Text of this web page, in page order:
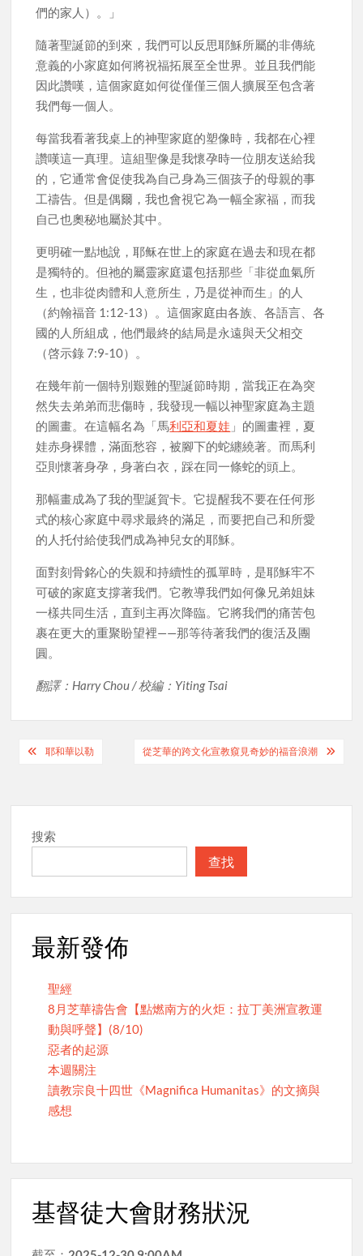
們的家人）。」
隨著聖誕節的到來，我們可以反思耶穌所屬的非傳統
意義的小家庭如何將祝福拓展至全世界。並且我們能
因此讚嘆，這個家庭如何從僅僅三個人擴展至包含著
我們每一個人。
每當我看著我桌上的神聖家庭的塑像時，我都在心裡
讚嘆這一真理。這組聖像是我懷孕時一位朋友送給我
的，它通常會促使我為自己身為三個孩子的母親的事
工禱告。但是偶爾，我也會視它為一幅全家福，而我
自己也奧秘地屬於其中。
更明確一點地說，耶稣在世上的家庭在過去和現在都
是獨特的。但祂的屬靈家庭還包括那些「非從血氣所
生，也非從肉體和人意所生，乃是從神而生」的人
（約翰福音 1:12-13）。這個家庭由各族、各語言、各
國的人所組成，他們最終的結局是永遠與天父相交
（啓示錄 7:9-10）。
在幾年前一個特別艱難的聖誕節時期，當我正在為突
然失去弟弟而悲傷時，我發現一幅以神聖家庭為主題
的圖畫。在這幅名為「馬利亞和夏娃 」的圖畫裡，夏
娃赤身裸體，滿面愁容，被腳下的蛇纏繞著。而馬利
亞則懷著身孕，身著白衣，踩在同一條蛇的頭上。
那幅畫成為了我的聖誕賀卡。它提醒我不要在任何形
式的核心家庭中尋求最終的滿足，而要把自己和所愛
的人托付給使我們成為神兒女的耶穌。
面對刻骨銘心的失親和持續性的孤單時，是耶穌牢不
可破的家庭支撐著我們。它教導我們如何像兄弟姐妹
一樣共同生活，直到主再次降臨。它將我們的痛苦包
裹在更大的重聚盼望裡——那等待著我們的復活及團
圓。
翻譯：Harry Chou / 校編：Yiting Tsai
Post耶和華以勒 從芝華的跨文化宣教窺見奇妙的福音浪潮
搜索
查找
最新發佈
聖經
8月芝華禱告會【點燃南方的火炬：拉丁美洲宣教運
動與呼聲】(8/10)
惡者的起源
本週關注
讀教宗良十四世《Magnifica Humanitas》的文摘與
感想
基督徒大會財務狀況